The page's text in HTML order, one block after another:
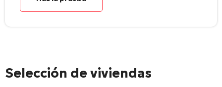
Selección de viviendas